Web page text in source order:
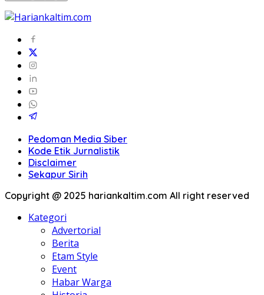
Pedoman Media Siber
Kode Etik Jurnalistik
Disclaimer
Sekapur Sirih
Copyright @ 2025 hariankaltim.com All right reserved
Kategori
Advertorial
Berita
Etam Style
Event
Habar Warga